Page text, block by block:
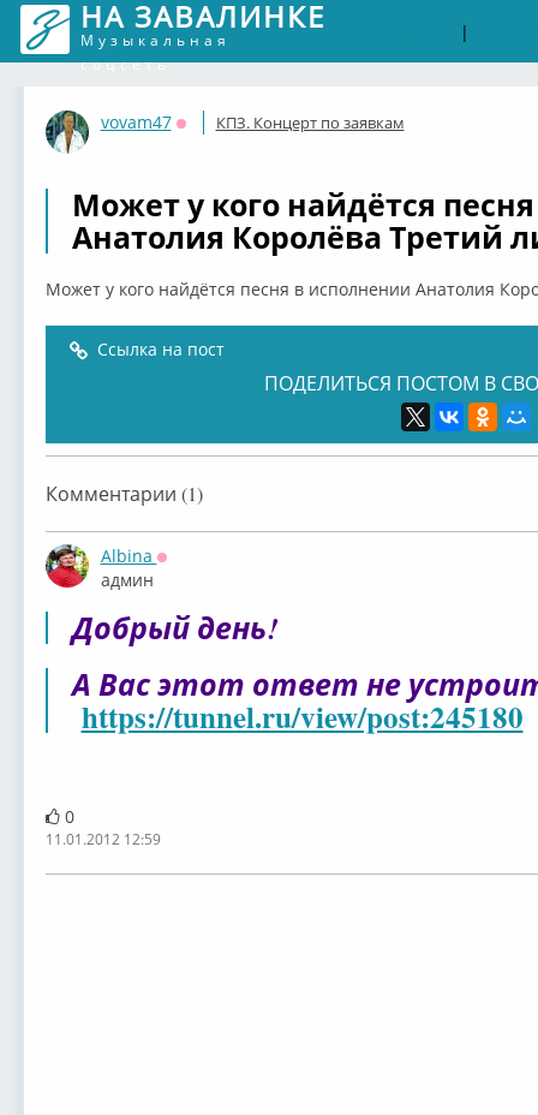
НА ЗАВАЛИНКЕ
Музыкальная
соцсеть
|
vovam47
Оффлайн
КПЗ. Концерт по заявкам
Может у кого найдётся
Анатолия Королёва Третий
Может у кого найдётся песня в исполнении Анатолия
Ссылка на пост
ПОДЕЛИТЬСЯ ПОСТОМ В
Комментарии (1)
Albina
Оффлайн
админ
Добрый день!
А Вас этот ответ не
https://tunnel.ru/view/post:245180
0
11.01.2012 12:59